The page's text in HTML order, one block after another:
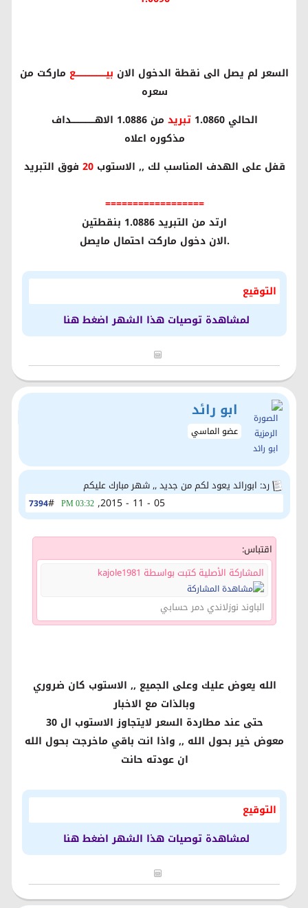
السعر لم يصل الى نقطة الدخول الان بيــــــــــــــــــــــع ماركت من
سعره
الحالي 1.0860
تبريد
من 1.0886 الاهـــــــــــــــــداف
مذكوره اعلاه
قفل على الهدف المناسب لك ,, الاستوب20 فوق التبريد
==================
ارتد من التبريد 1.0886 بنقطتين
.الان دخول ماركت احتمال مايصل
التوقيع
لمشاهدة توصيات هذا الشهر اضغط هنا
ابو رائد
عضو الماسي
رد: ابورائد يعود لكم من جديد ,, شهر مبارك عليكم
7394# 05 - 11 - 2015,
03:32 PM
اقتباس:
المشاركة الأصلية كتبت بواسطة kajole1981
الباوند نوزلاندي دمر حسابي
الله يعوض عليك وعلى الجميع ,, الاستوب كان ضروري
وبالذات مع الاخبار
حتى عند مطاردة السعر لايتجاوز الاستوب ال 30
معوض خير بحول الله ,, واذا انت باقي ماخرجت بحول الله
ان عودته حانت
التوقيع
لمشاهدة توصيات هذا الشهر اضغط هنا